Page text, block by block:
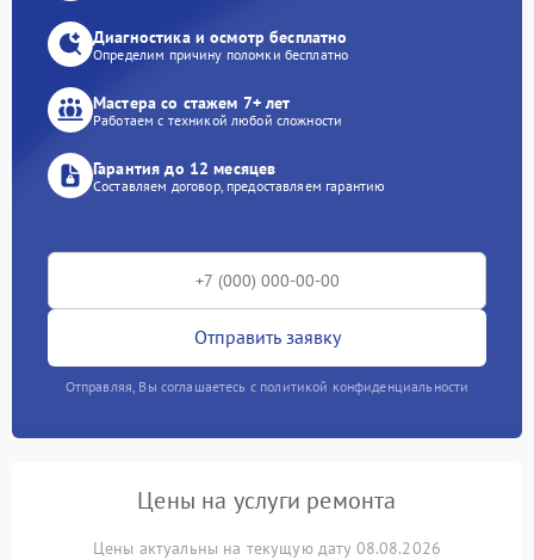
Диагностика и осмотр бесплатно
Определим причину поломки бесплатно
Мастера со стажем 7+ лет
Работаем с техникой любой сложности
Гарантия до 12 месяцев
Составляем договор, предоставляем гарантию
Отправить заявку
Отправляя, Вы соглашаетесь с политикой конфиденциальности
Цены на услуги ремонта
Цены актуальны на текущую дату 08.08.2026